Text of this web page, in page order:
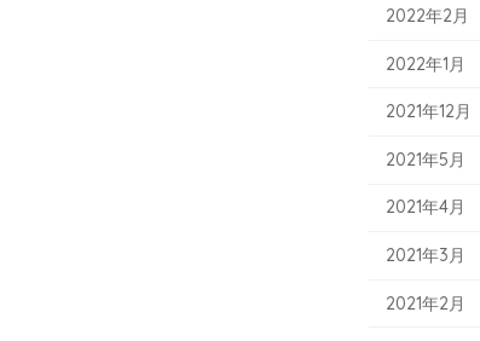
2022年2月
2022年1月
2021年12月
2021年5月
2021年4月
2021年3月
2021年2月